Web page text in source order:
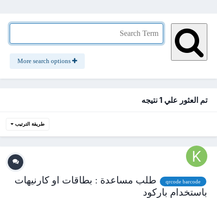
تم العثور علي 1 نتيجه
طريقة الترتيب
qrcode barcode
طلب مساعدة : بطاقات او كارنيهات
باستخدام باركود